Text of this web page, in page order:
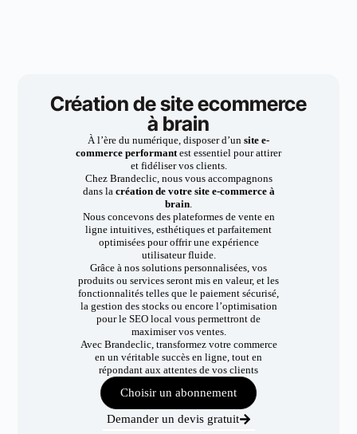
Création de site ecommerce
à brain
À l’ère du numérique, disposer d’un site e-
commerce performantest essentiel pour attirer
et fidéliser vos clients.
Chez Brandeclic, nous vous accompagnons
dans la création de votre site e-commerce à
brain.
Nous concevons des plateformes de vente en
ligne intuitives, esthétiques et parfaitement
optimisées pour offrir une expérience
utilisateur fluide.
Grâce à nos solutions personnalisées, vos
produits ou services seront mis en valeur, et les
fonctionnalités telles que le paiement sécurisé,
la gestion des stocks ou encore l’optimisation
pour le SEO local vous permettront de
maximiser vos ventes.
Avec Brandeclic, transformez votre commerce
en un véritable succès en ligne, tout en
répondant aux attentes de vos clients
Choisir un abonnement
Demander un devis gratuit